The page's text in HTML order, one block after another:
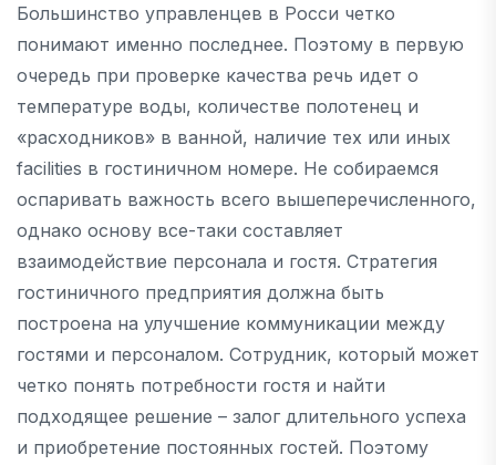
Большинство управленцев в Росси четко
понимают именно последнее. Поэтому в первую
очередь при проверке качества речь идет о
температуре воды, количестве полотенец и
«расходников» в ванной, наличие тех или иных
facilities в гостиничном номере. Не собираемся
оспаривать важность всего вышеперечисленного,
однако основу все-таки составляет
взаимодействие персонала и гостя. Стратегия
гостиничного предприятия должна быть
построена на улучшение коммуникации между
гостями и персоналом. Сотрудник, который может
четко понять потребности гостя и найти
подходящее решение – залог длительного успеха
и приобретение постоянных гостей. Поэтому